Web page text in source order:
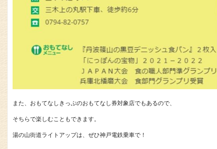
また、おもてなしきっぷのおもてなし券対象店でもあるので、
そちらで楽しむこともできます。
湯の山街道ライトアップは、ぜひ神戸電鉄乗車で！